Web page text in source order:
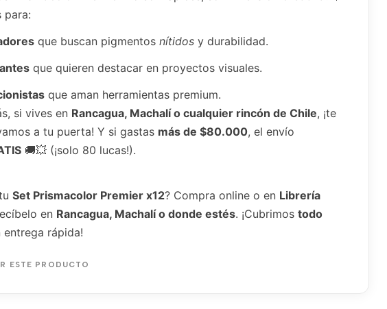
para:
que buscan pigmentos nítidosy durabilidad.
que quieren destacar en proyectos visuales.
que aman herramientas premium.
si vives en Rancagua, Machalí o cualquier rincón de Chile, ¡te
a tu puerta! Y si gastas más de $80.000, el envío
🚚💥 (¡solo 80 lucas!).
Set Prismacolor Premier x12? Compra online o en Librería
en Rancagua, Machalí o donde estés. ¡Cubrimos todo
entrega rápida!
ESTE PRODUCTO